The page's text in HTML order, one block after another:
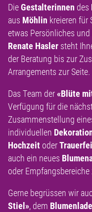
DieGestalterinnen des
aus Möhlin kreieren für
etwas Persönliches
Renate Hasler steht
der Beratung bis zur
Arrangements zur Seite.
Das Team der«Blüte
Verfügung für die
Zusammenstellung
individuellen
Hochzeit oder
auch ein neues
oder
Gerne begrüssen wir
Stiel», dem